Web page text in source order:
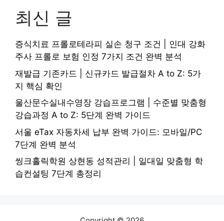
최신 글
증식치료 프롤로테라피 실손 청구 조건 | 인대 강화
주사 프롤로 보험 인정 7가지 조건 완벽 분석
재발급 기존카드 | 신규카드 발급절차 A to Z: 5가
지 핵심 확인
울산문수실내수영장 강습프로그램 | 수준별 맞춤형
강습과정 A to Z: 5단계 완벽 가이드
서울 eTax 자동차세 납부 완벽 가이드: 모바일/PC
7단계 완벽 분석
씽크홀릭학원 상현동 성적관리 | 일대일 맞춤형 학
습컨설팅 7단계 총정리